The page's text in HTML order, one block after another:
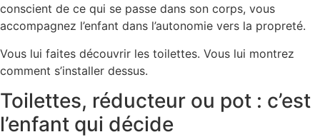
conscient de ce qui se passe dans son corps, vous
accompagnez l’enfant dans l’autonomie vers la propreté.
Vous lui faites découvrir les toilettes. Vous lui montrez
comment s’installer dessus.
Toilettes, réducteur ou pot : c’est
l’enfant qui décide